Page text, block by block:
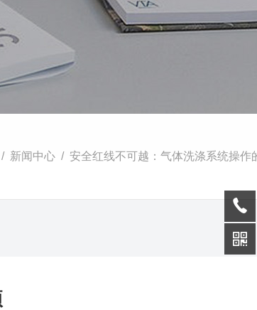
新闻中心/ 安全红线不可越：气体洗涤系统操作的五大核心注意事